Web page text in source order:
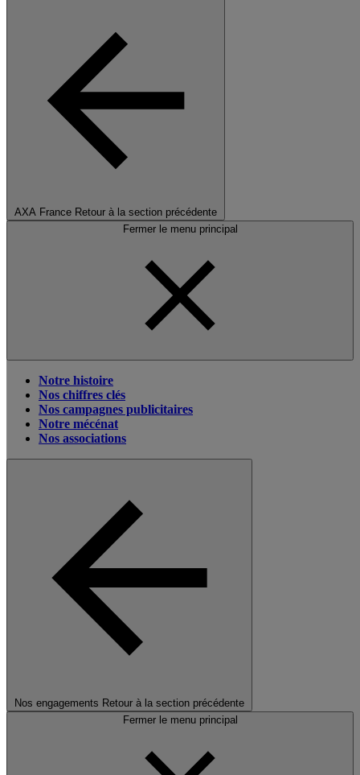
AXA France Retour à la section précédente
Fermer le menu principal
Notre histoire
Nos chiffres clés
Nos campagnes publicitaires
Notre mécénat
Nos associations
Nos engagements Retour à la section précédente
Fermer le menu principal